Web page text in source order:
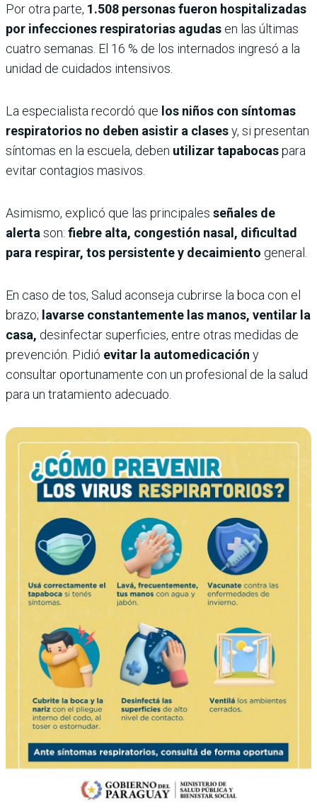
Por otra parte, 1.508 personas fueron hospitalizadas
por infecciones respiratorias agudas en las últimas
cuatro semanas. El 16 % de los internados ingresó a la
unidad de cuidados intensivos.
La especialista recordó que los niños con síntomas
respiratorios no deben asistir a clasesy, si presentan
síntomas en la escuela, deben utilizar tapabocaspara
evitar contagios masivos.
Asimismo, explicó que las principales señales de
alerta son: fiebre alta, congestión nasal, dificultad
para respirar, tos persistente y decaimiento general.
En caso de tos, Salud aconseja cubrirse la boca con el
brazo; lavarse constantemente las manos, ventilar la
casa, desinfectar superficies, entre otras medidas de
prevención. Pidió evitar la automedicación y
consultar oportunamente con un profesional de la salud
para un tratamiento adecuado.